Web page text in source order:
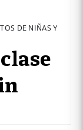
DE NIÑAS Y